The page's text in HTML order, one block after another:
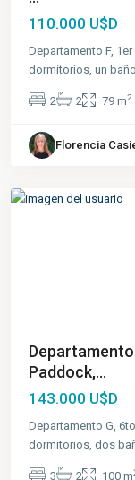
110.000 U$D
Departamento F,
dormitorios, un
2 2 79 m2
Florencia
Fisherton ,
Paddock,...
143.000 U$D
Departamento G,
dormitorios, dos
3 2 100 m